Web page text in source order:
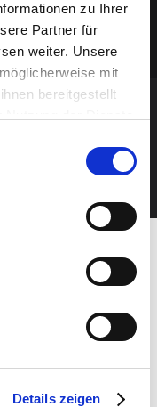
zu Ihrer
Partner für
weiter. Unsere
mit
bereitgestellt
Details zeigen